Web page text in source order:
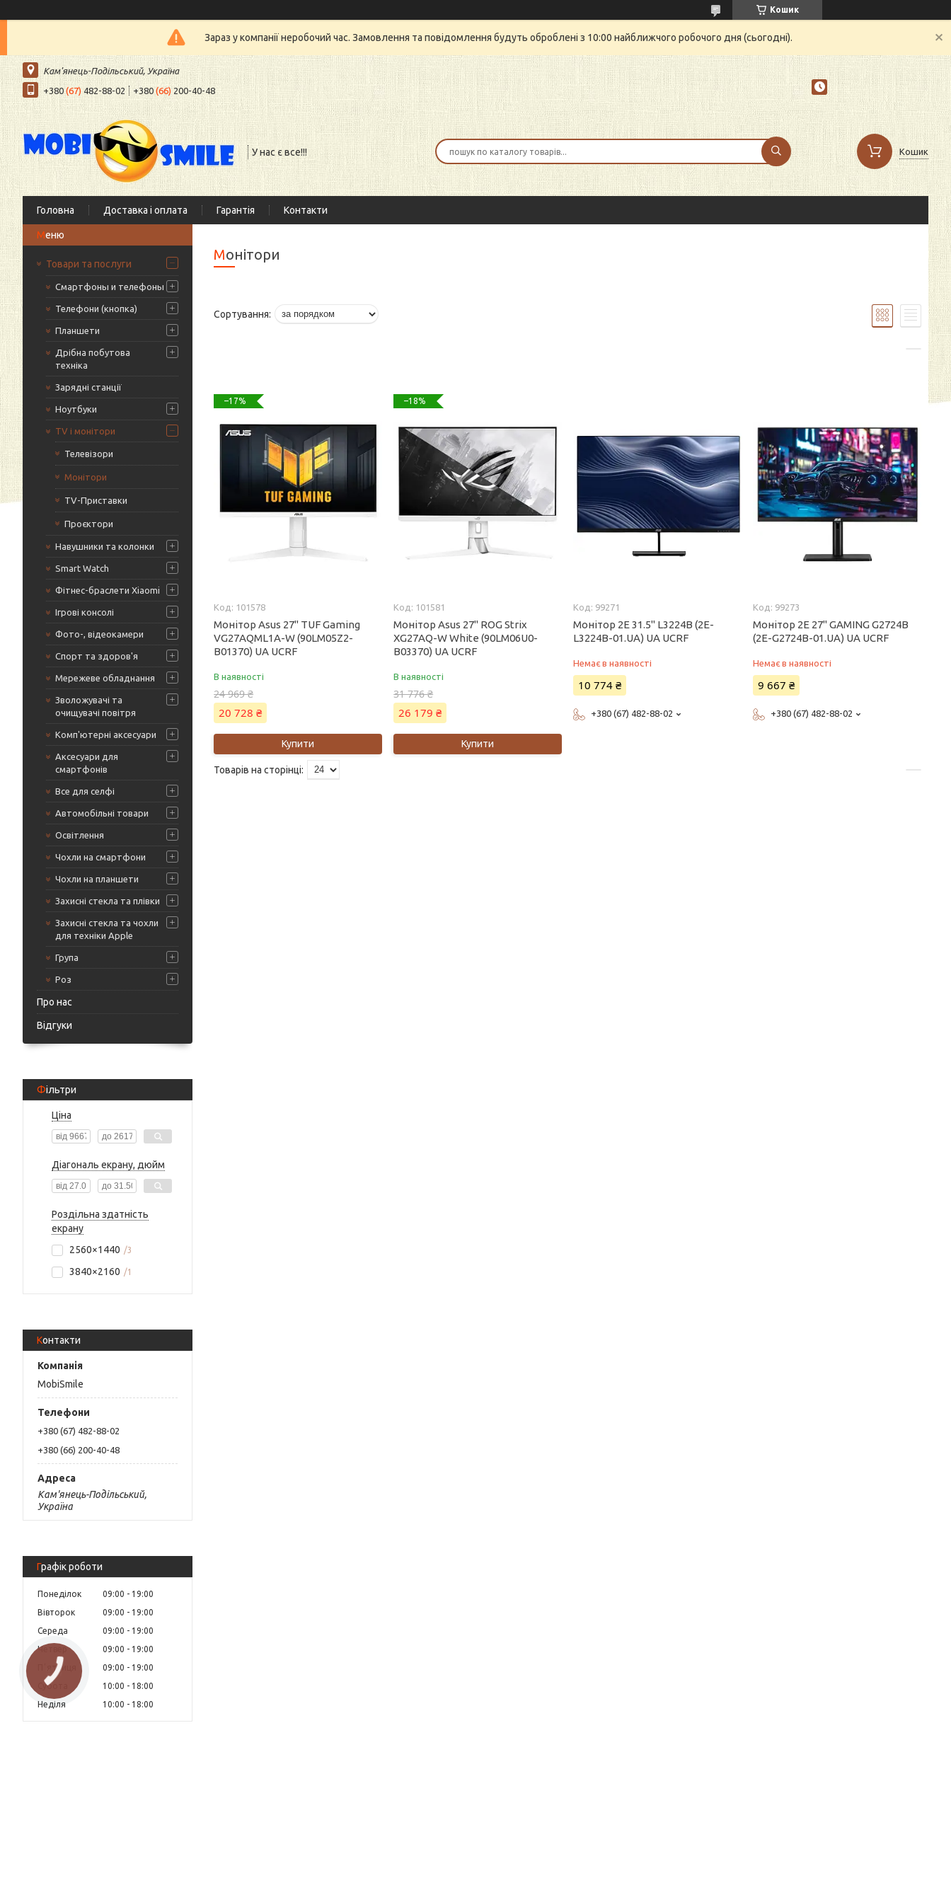
Кошик
Зараз у компанії неробочий час. Замовлення та повідомлення будуть оброблені з 10:00 найближчого робочого дня (сьогодні).
Кам'янець-Подільський, Україна
+380 (67) 482-88-02 +380(66) 200-40-48
У нас є все!!! Кошик
Головна Доставка і оплата Гарантія Контакти
Товари та послуги
Смартфоны и телефоны
Телефони (кнопка)
Планшети
Дрібна побутова
техніка
Зарядні станції
Ноутбуки
TV і монітори
Телевізори
Монітори
TV-Приставки
Проєктори
Навушники та колонки
Smart Watch
Фітнес-браслети Xiaomi
Ігрові консолі
Фото-, відеокамери
Спорт та здоров'я
Мережеве обладнання
Зволожувачі та
очищувачі повітря
Комп'ютерні аксесуари
Аксесуари для
смартфонів
Все для селфі
Автомобільні товари
Освітлення
Чохли на смартфони
Чохли на планшети
Захисні стекла та плівки
Захисні стекла та чохли
для техніки Apple
Група
Роз
Про нас
Відгуки
Фільтри
Ціна
Діагональ екрану, дюйм
Роздільна здатність
екрану
2560×1440
3
3840×2160 1
Контакти
MobiSmile
+380 (67) 482-88-02
+380 (66) 200-40-48
Кам'янець-Подільський,
Україна
Графік роботи
Понеділок 09:00
19:00
Вівторок
09:00
19:00
Середа
09:00
19:00
Четвер
09:00
19:00
Пʼятниця
09:00
19:00
Субота
10:00
18:00
Неділя
10:00 18:00
Монітори
–17%
101578
Монітор Asus 27" TUF Gaming
VG27AQML1A-W (90LM05Z2-
B01370) UA UCRF
В наявності
24 969 ₴
20 728 ₴
Купити
–18%
101581
Монітор Asus 27" ROG Strix
XG27AQ-W White (90LM06U0-
B03370) UA UCRF
В наявності
31 776 ₴
26 179 ₴
Купити
99271
Монітор 2E 31.5" L3224B (2E-
L3224B-01.UA) UA UCRF
Немає в наявності
10 774 ₴
+380 (67) 482-88-02
99273
Монітор 2E 27" GAMING G2724B
(2E-G2724B-01.UA) UA UCRF
Немає в наявності
9 667 ₴
+380 (67) 482-88-02